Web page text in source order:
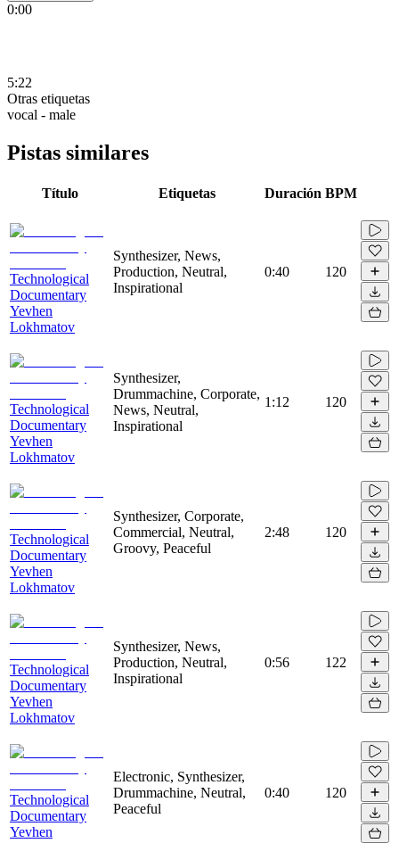
0:00
5:22
Otras etiquetas
vocal - male
Pistas similares
Título Etiquetas Duración BPM
Technological
Documentary
Yevhen
Lokhmatov
Synthesizer, News,
Production, Neutral,
Inspirational
0:40 120
Technological
Documentary
Yevhen
Lokhmatov
Synthesizer,
Drummachine, Corporate,
News, Neutral,
Inspirational
1:12 120
Technological
Documentary
Yevhen
Lokhmatov
Synthesizer, Corporate,
Commercial, Neutral,
Groovy, Peaceful
2:48 120
Technological
Documentary
Yevhen
Lokhmatov
Synthesizer, News,
Production, Neutral,
Inspirational
0:56 122
Technological
Documentary
Yevhen
Electronic, Synthesizer,
Drummachine, Neutral,
Peaceful
0:40 120